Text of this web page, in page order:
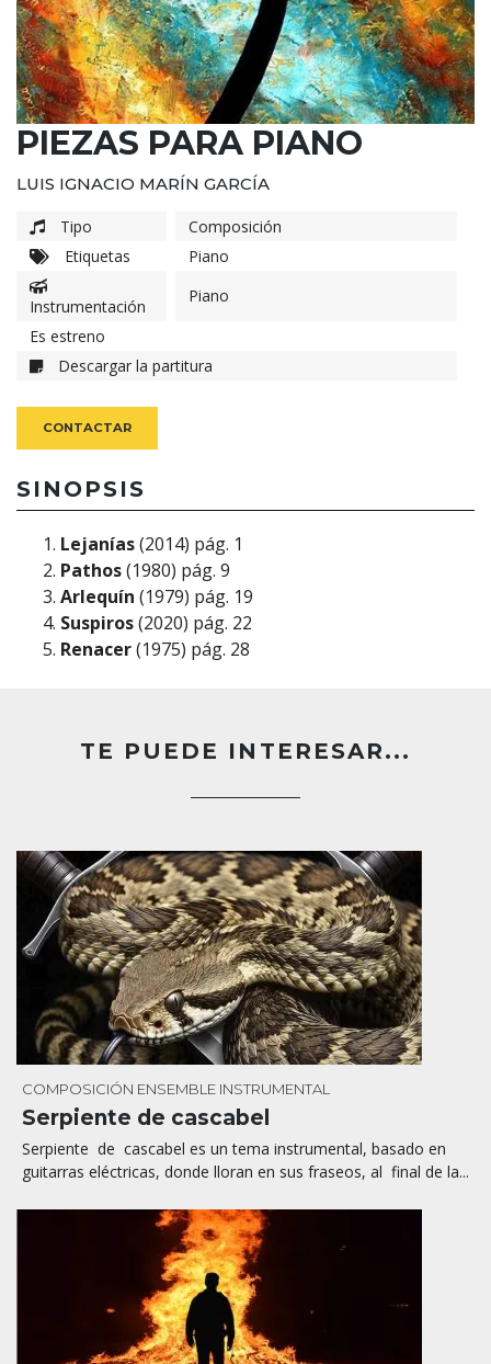
PIEZAS PARA PIANO
LUIS IGNACIO MARÍN GARCÍA
Tipo
Composición
Etiquetas
Piano
Instrumentación
Piano
Es estreno
Descargar la partitura
CONTACTAR
SINOPSIS
Lejanías(2014) pág. 1
Pathos(1980) pág. 9
Arlequín (1979) pág. 19
Suspiros(2020) pág. 22
Renacer(1975) pág. 28
TE PUEDE INTERESAR...
COMPOSICIÓN ENSEMBLE INSTRUMENTAL
Serpiente de cascabel
Serpiente de cascabel es un tema instrumental, basado en
guitarras eléctricas, donde lloran en sus fraseos, al final de la...